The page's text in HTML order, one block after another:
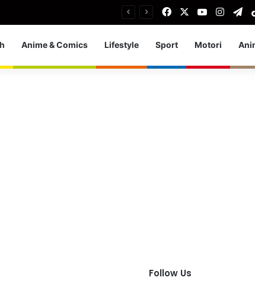
giusto FacebookYou Tube
Anime & Comics Lifestyle Sport Motori
Follow Us